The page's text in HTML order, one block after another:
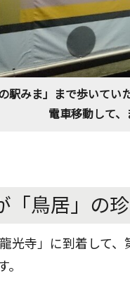
駅みま」まで歩いてい
電車移動して
「鳥居」の
光寺」に到着して